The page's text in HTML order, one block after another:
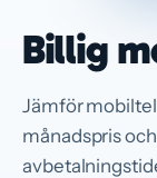
Billig
Jämför
månadspris